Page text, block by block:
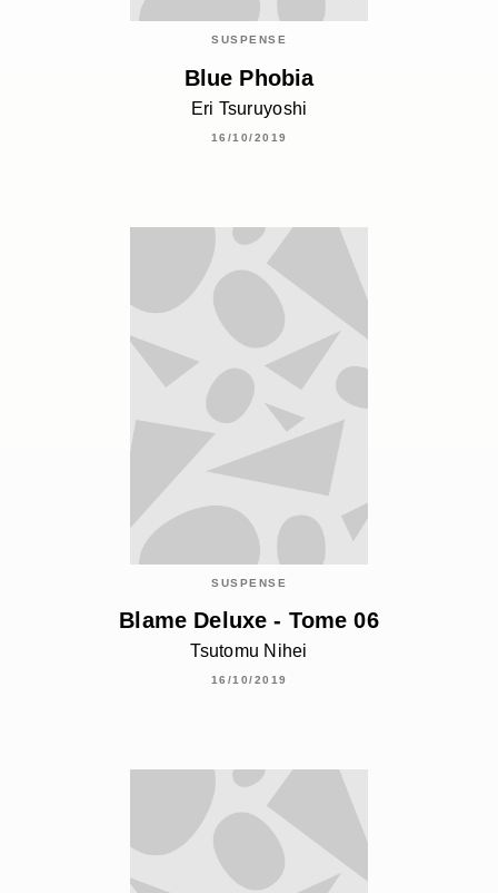
SUSPENSE
Blue Phobia
Eri Tsuruyoshi
16/10/2019
SUSPENSE
Blame Deluxe - Tome 06
Tsutomu Nihei
16/10/2019